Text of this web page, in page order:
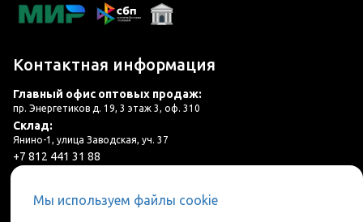
Контактная информация
Главный офис оптовых продаж:
пр. Энергетиков д. 19, 3 этаж 3, оф. 310
Склад:
Янино-1, улица Заводская, уч. 37
+7 812 441 31 88
plitka@lincer.ru
Мы используем файлы cookie